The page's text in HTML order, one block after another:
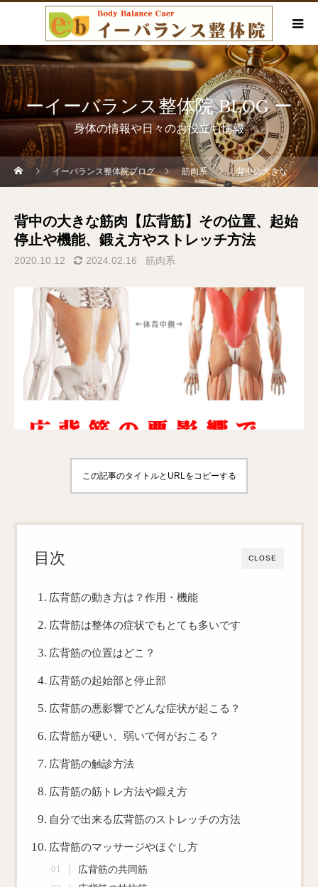
ーイーバランス整体院 BLOG ー
身体の情報や日々のお役立ち情報
イーバランス整体院ブログ 筋肉系 背中の大きな筋肉【広背筋】その位置、起始停止や機能、鍛え方やストレッチ方法
背中の大きな筋肉【広背筋】その位置、起始
停止や機能、鍛え方やストレッチ方法
2020.10.12 2024.02.16 筋肉系
この記事のタイトルとURLをコピーする
CLOSE
目次
広背筋の動き方は？作用・機能
広背筋は整体の症状でもとても多いです
広背筋の位置はどこ？
広背筋の起始部と停止部
広背筋の悪影響でどんな症状が起こる？
広背筋が硬い、弱いで何がおこる？
広背筋の触診方法
広背筋の筋トレ方法や鍛え方
自分で出来る広背筋のストレッチの方法
広背筋のマッサージやほぐし方
広背筋の共同筋